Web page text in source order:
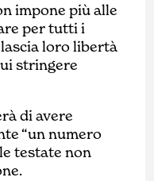
impone più alle
per tutti i
loro libertà
stringere
di avere
“un numero
testate non